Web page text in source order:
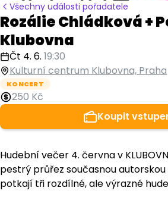
Všechny události pořadatele
Rozálie Chládková +
Klubovna
Čt 4. 6. 19:30
Kulturní centrum Klubovna, Praha
KONCERT
250 Kč
Koupit
Hudební večer 4. června v
pestrý průřez současnou autorskou
potkají tři rozdílné, ale výrazné